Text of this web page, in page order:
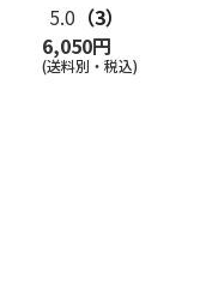
5.0 （3）
6,050円
(送料別・税込)